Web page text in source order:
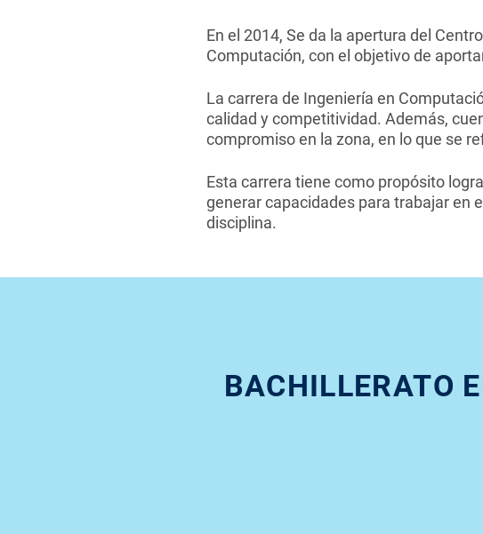
En el 2014, Se da la apertura del
Computación, con el objetivo de
La carrera de Ingeniería en
calidad y competitividad. Además,
compromiso en la zona, en lo que se
Esta carrera tiene como propósito
generar capacidades para trabajar en
disciplina.
BACHILLERATO